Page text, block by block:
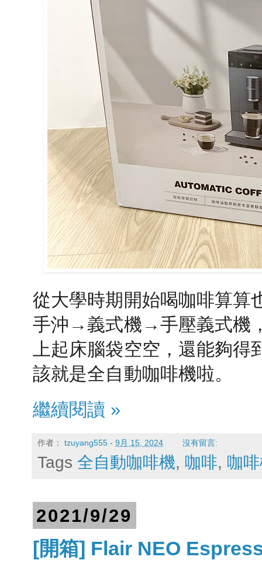
從大學時期開始喝咖啡算算
手沖→義式機→手壓義式機
上起床腦袋空空，還能夠
該就是全自動咖啡機啦。
繼續閱讀 »
作者： tzuyang555 - 9月 15, 2024 沒有留言:
Tags 全自動咖啡機, 咖啡, 咖
2021/9/29
[開箱] Flair NEO